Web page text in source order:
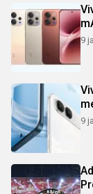
9
9